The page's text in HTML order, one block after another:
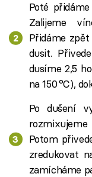
Poté
Zalijeme
Přidáme
dusit.
dusíme 2,5
na 150 °C),
Po dušení
Potom
zredukovat
zamícháme